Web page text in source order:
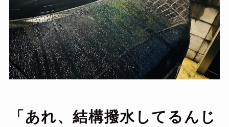
「あれ、結構撥水してるんじ